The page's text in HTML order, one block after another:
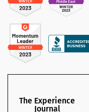
The Experience
Journal